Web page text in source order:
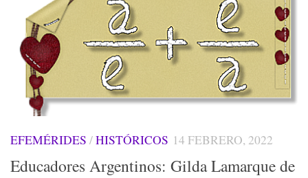
EFEMÉRIDES /HISTÓRICOS 14 FEBRERO, 2022
Educadores Argentinos: Gilda Lamarque de